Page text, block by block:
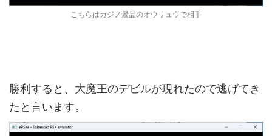
こちらはカジノ景品のオウリュウで相手
勝利すると、大魔王のデビルが現れたので逃げてき
たと言います。